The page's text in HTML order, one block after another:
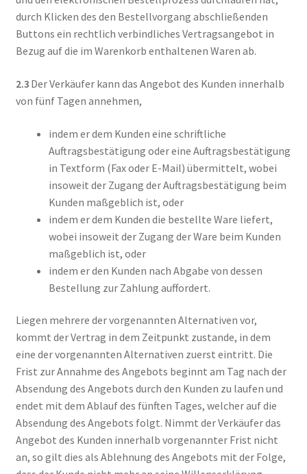
durch Klicken des den Bestellvorgang abschließenden
Buttons ein rechtlich verbindliches Vertragsangebot in
Bezug auf die im Warenkorb enthaltenen Waren ab.
2.3 Der Verkäufer kann das Angebot des Kunden innerhalb
von fünf Tagen annehmen,
indem er dem Kunden eine schriftliche
Auftragsbestätigung oder eine Auftragsbestätigung
in Textform (Fax oder E-Mail) übermittelt, wobei
insoweit der Zugang der Auftragsbestätigung beim
Kunden maßgeblich ist, oder
indem er dem Kunden die bestellte Ware liefert,
wobei insoweit der Zugang der Ware beim Kunden
maßgeblich ist, oder
indem er den Kunden nach Abgabe von dessen
Bestellung zur Zahlung auffordert.
Liegen mehrere der vorgenannten Alternativen vor,
kommt der Vertrag in dem Zeitpunkt zustande, in dem
eine der vorgenannten Alternativen zuerst eintritt. Die
Frist zur Annahme des Angebots beginnt am Tag nach der
Absendung des Angebots durch den Kunden zu laufen und
endet mit dem Ablauf des fünften Tages, welcher auf die
Absendung des Angebots folgt. Nimmt der Verkäufer das
Angebot des Kunden innerhalb vorgenannter Frist nicht
an, so gilt dies als Ablehnung des Angebots mit der Folge,